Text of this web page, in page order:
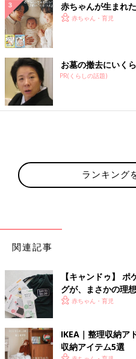
赤ちゃんが生まれ
赤ちゃん・育児
お墓の撤去にいく
PR(くらしの話題)
ランキング
関連記事
【キャンドゥ】
グが、まさかの理
赤ちゃん・育児
IKEA｜整理収納ア
収納アイテム5選